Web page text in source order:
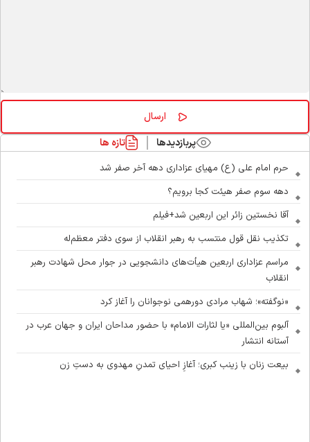
پربازدیدها تازه ها
حرم امام علی (ع) مهیای عزاداری دهه آخر صفر شد
دهه سوم صفر هیئت کجا برویم؟
آقا نخستین زائر این اربعین شد+فیلم
تکذیب نقل قول منتسب به رهبر انقلاب از سوی دفتر معظم‌له
مراسم عزاداری اربعین هیأت‌های دانشجویی در جوار محل شهادت رهبر
انقلاب
«نوگفته»؛ شهاب مرادی دورهمی نوجوانان را آغاز کرد
آلبوم بین‌المللی «یا لثارات الامام» با حضور مداحان ایران و جهان عرب در
آستانه انتشار
بیعت زنان با زینب کبری؛ آغازِ احیای تمدنِ مهدوی به دستِ زن